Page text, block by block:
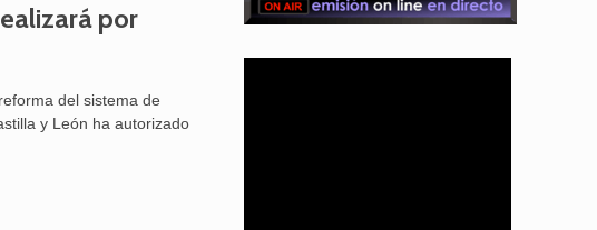
por
del sistema de
y León ha autorizado